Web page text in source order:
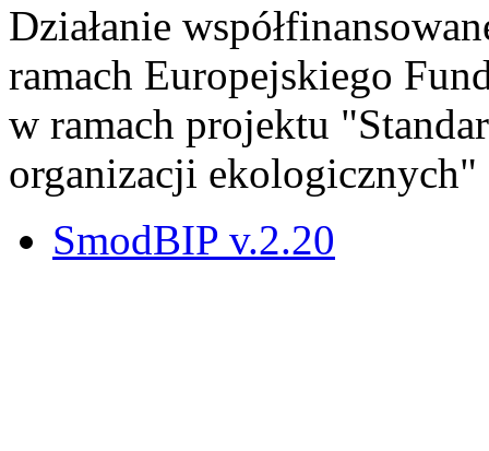
Działanie
ramach Europejskiego
w ramach projektu
organizacji ekologicznych"
SmodBIP v.2.20